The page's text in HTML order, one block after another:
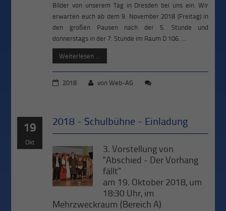
Bilder von unserem Tag in Dresden bei uns ein. Wir
erwarten euch ab dem 9. November 2018 (Freitag) in
den großen Pausen nach der 5. Stunde und
donnerstags in der 7. Stunde im Raum D 106. ...
Weiterlesen …
2018 vonWeb-AG
19
Okt
2018 - Schulbühne - Einladung
3. Vorstellung von
"Abschied - Der Vorhang
fällt"
am 19. Oktober 2018, um
18:30 Uhr, im
Mehrzweckraum (Bereich A)